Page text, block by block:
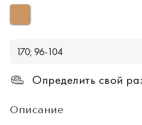
170; 96-104
Определить свой
Описание